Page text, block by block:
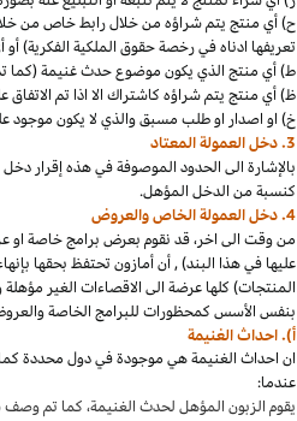
ح) أي منتج يتمشراؤه من خلال رابط خاص من
تعريفها ادناه في رخصة حقوق الملكية الفكرية)
ط) أي منتج الذي يكون موضوع حدث غنيمة (كما تم تعريفه في البند
ظ) أي منتج يتمشراؤه كاشتراك الا اذا تم
خ) او اصدار او طلب مسبق والذي لا يكون موجود
3. دخل العمولة المعتاد
بالإشارة الى الحدود الموصوفة في هذه إقرار
كنسبة من الدخل المؤهل.
4. دخل العمولة الخاص والعروض
من وقت الى اخر،قد نقوم بعرض برامج خاصة
عليها في هذا البند)
,أن أمازون تحتفظ بحقها
المنتجات) كلها عرضة الى الاقصاءات الغير مؤهلة
بنفس الأسس كمحظورات للبرامج الخاصة
أ). احداث الغنيمة
ان احداث الغنيمة هي موجودة في دول محددة
عندما:
يقوم الزبون المؤهل لحدث الغنيمة،كما تم وصف